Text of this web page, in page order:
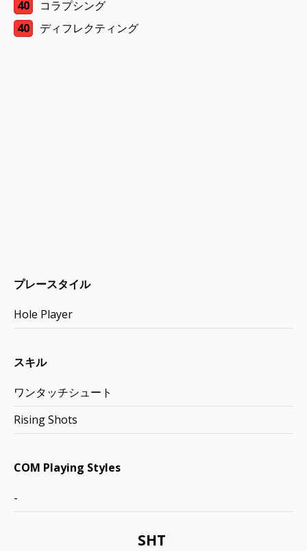
SHT
40
コラプシング
40
ディフレクティング
プレースタイル
Hole Player
スキル
ワンタッチシュート
Rising Shots
COM Playing Styles
-